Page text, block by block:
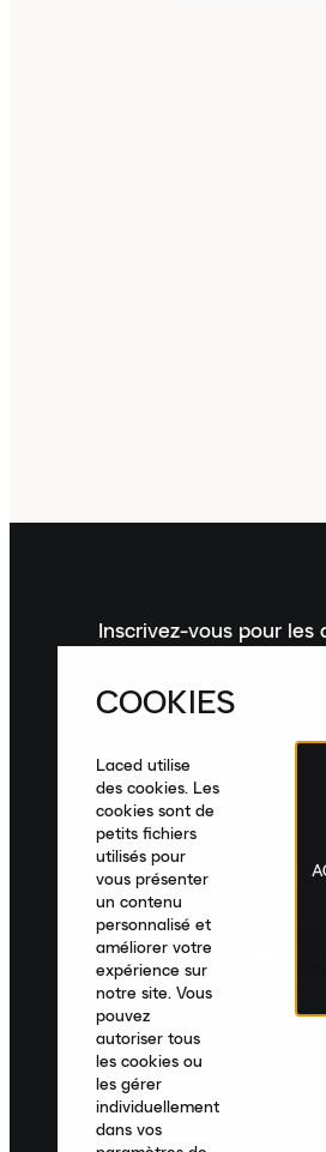
Inscrivez-vous pour
Inscrivez-vous à la
dernières nouveautés,
recommandations de
France|Français
COOKIES
Laced utilise
des cookies. Les
cookies sont de
petits fichiers
utilisés pour
vous présenter
un contenu
personnalisé et
améliorer votre
expérience sur
notre site. Vous
pouvez
autoriser tous
les cookies ou
les gérer
individuellement
dans vos